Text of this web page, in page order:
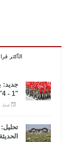
الأكثر
جديد:
"1 - 4"
منذ 8 سنوات
الحديثة